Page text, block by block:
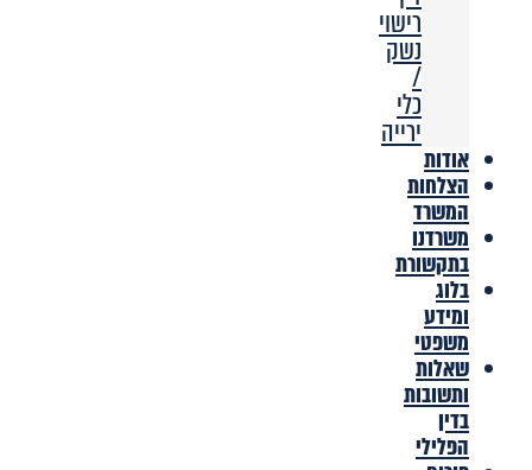
רישוי
נשק
/
כלי
ירייה
אודות
הצלחות
המשרד
משרדנו
בתקשורת
בלוג
ומידע
משפטי
שאלות
ותשובות
בדין
הפלילי